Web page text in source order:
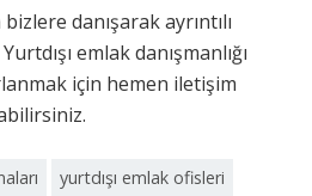
danışarak ayrıntılı
emlak danışmanlığı
için hemen iletişim
yurtdışı emlak ofisleri